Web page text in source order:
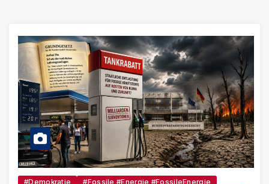
#Demokratie
#Fossile #Energie #FossileEnergie